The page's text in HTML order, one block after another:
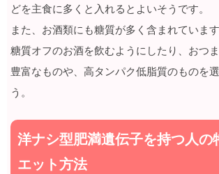
どを主食に多くと入れるとよいそうです。
また、お酒類にも糖質が多く含まれています
糖質オフのお酒を飲むようにしたり、おつ
豊富なものや、高タンパク低脂質のものを
う。
洋ナシ型肥満遺伝子を持つ人の
エット方法